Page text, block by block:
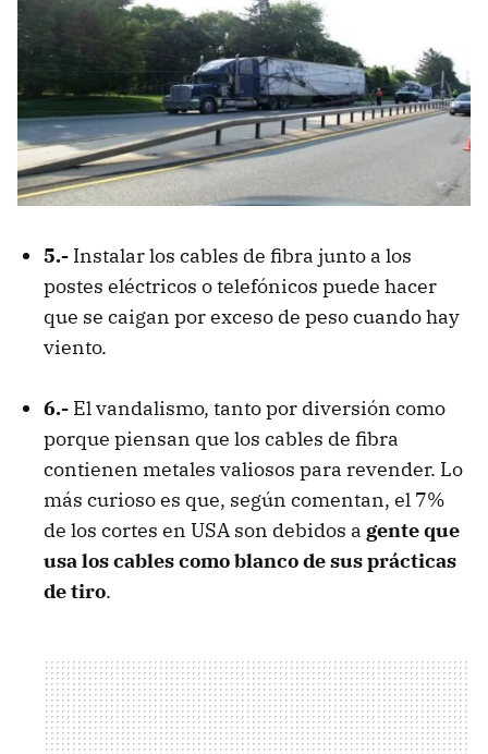
5.- Instalar los cables de fibra junto a los
postes eléctricos o telefónicos puede hacer
que se caigan por exceso de peso cuando hay
viento.
6.- El vandalismo, tanto por diversión como
porque piensan que los cables de fibra
contienen metales valiosos para revender. Lo
más curioso es que, según comentan, el 7%
de los cortes en USA son debidos a gente que
usa los cables como blanco de sus prácticas
de tiro.